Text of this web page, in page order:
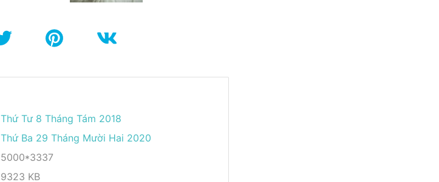
Thứ Tư 8 Tháng Tám 2018
Thứ Ba 29 Tháng Mười Hai 2020
5000*3337
9323 KB